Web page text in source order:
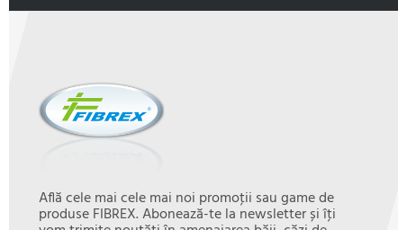
Află cele mai cele mai noi promoţii sau game de
produse FIBREX. Abonează-te la newsletter și îţi